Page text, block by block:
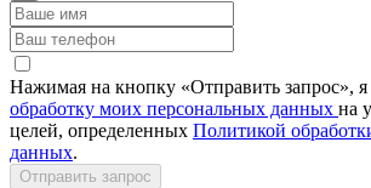
Нажимая на кнопку «Отправить запрос»,
обработку моих персональных данных на
целей, определенных Политикой
данных.
Отправить запрос